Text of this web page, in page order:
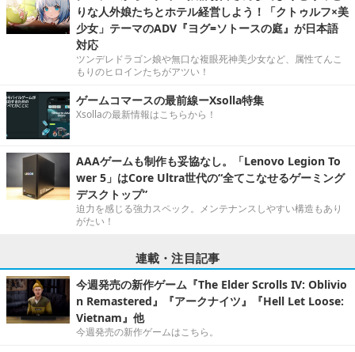
りな人外娘たちとホテル経営しよう！「クトゥルフ×美
少女」テーマのADV『ヨグ=ソトースの庭』が日本語
対応
ツンデレドラゴン娘や無口な複眼死神美少女など、属性てんこ
もりのヒロインたちがアツい！
ゲームコマースの最前線ーXsolla特集
Xsollaの最新情報はこちらから！
AAAゲームも制作も妥協なし。「Lenovo Legion To
wer 5」はCore Ultra世代の“全てこなせるゲーミング
デスクトップ”
迫力を感じる強力スペック。メンテナンスしやすい構造もあり
がたい！
連載・注目記事
今週発売の新作ゲーム『The Elder Scrolls IV: Oblivio
n Remastered』『アークナイツ』『Hell Let Loose:
Vietnam』他
今週発売の新作ゲームはこちら。